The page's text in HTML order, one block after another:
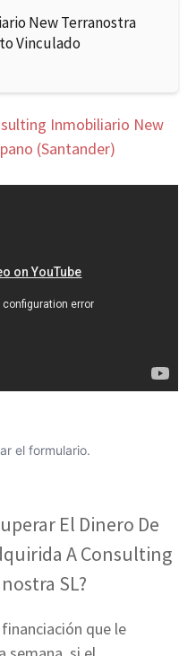
New Terranostra
Vinculado
Inmobiliario New
(Santander)
el formulario.
El Dinero De
A Consulting
SL?
que le